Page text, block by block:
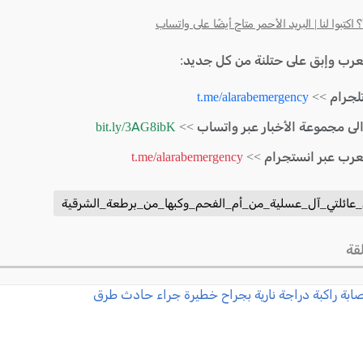
لنا | البريد الأحمر متاح أيضًا على واتساب
وإبق على حتلنة من كل جديد:
>>
t.me/alarabemergency
مجموعة الأخبار عبر واتساب >> bit.ly/3AG8ibK
عبر انستجرام >> t.me/alarabemergency